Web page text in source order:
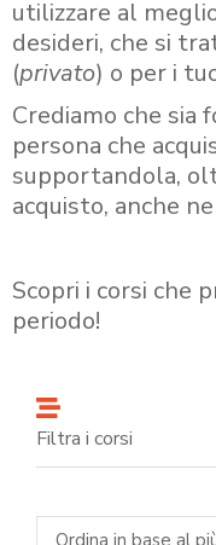
utilizzare al
desideri, che si
(privato) o per i
Crediamo che sia
persona che
supportandola,
acquisto, anche
Scopri i corsi che
periodo!
Filtra i corsi